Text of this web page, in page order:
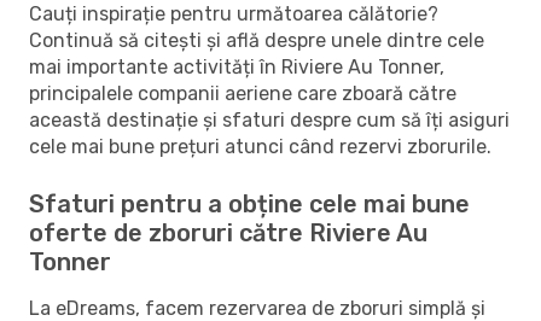
Cauți inspirație pentru următoarea călătorie?
Continuă să citești și află despre unele dintre cele
mai importante activități în Riviere Au Tonner,
principalele companii aeriene care zboară către
această destinație și sfaturi despre cum să îți asiguri
cele mai bune prețuri atunci când rezervi zborurile.
Sfaturi pentru a obține cele mai bune
oferte de zboruri către Riviere Au
Tonner
La eDreams, facem rezervarea de zboruri simplă și